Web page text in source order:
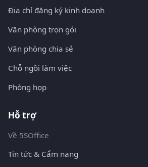
Địa chỉ đăng ký kinh doanh
Văn phòng trọn gói
Văn phòng chia sẻ
Chỗ ngồi làm việc
Phòng họp
Hỗ trợ
Về 5SOffice
Tin tức & Cẩm nang